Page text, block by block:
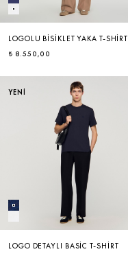
ÇOK SATANLAR
ÇOK SATANLAR
LOGOLU BISIKLET YAKA T-SHIRT
₺ 8.550,00
YENİ
LOGO DETAYLI BASIC T-SHIRT